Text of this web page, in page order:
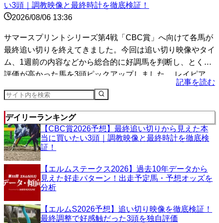
い3頭｜調教映像と最終時計を徹底検証！
2026/08/06 13:36
サマースプリントシリーズ第4戦「CBC賞」へ向けて各馬が
最終追い切りを終えてきました。今回は追い切り映像やタイ
ム、1週前の内容などから総合的に好調馬を判断し、とくに
評価が高かった馬を3頭ピックアップしました。 レイピア
記事を読む
デイリーランキング
【CBC賞2026予想】最終追い切りから見えた本
当に買いたい3頭｜調教映像と最終時計を徹底検
証！
【エルムステークス2026】過去10年データから
見えた好走パターン！出走予定馬・予想オッズを
分析
【エルムS2026予想】追い切り映像を徹底検証！
最終調整で好感触だった3頭を独自評価